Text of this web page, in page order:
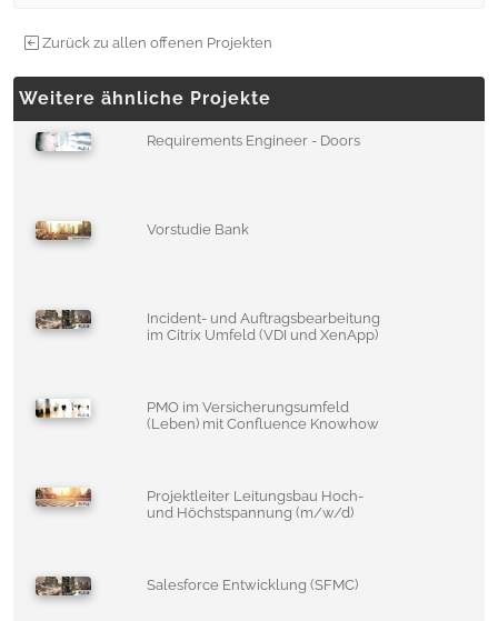
Zurück zu allen offenen Projekten
Weitere ähnliche Projekte
Requirements Engineer - Doors
Vorstudie Bank
Incident- und Auftragsbearbeitung
im Citrix Umfeld (VDI und XenApp)
PMO im Versicherungsumfeld
(Leben) mit Confluence Knowhow
Projektleiter Leitungsbau Hoch-
und Höchstspannung (m/w/d)
Salesforce Entwicklung (SFMC)